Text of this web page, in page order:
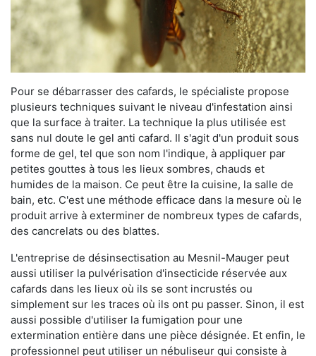
Pour se débarrasser des cafards, le spécialiste propose
plusieurs techniques suivant le niveau d'infestation ainsi
que la surface à traiter. La technique la plus utilisée est
sans nul doute le gel anti cafard. Il s'agit d'un produit sous
forme de gel, tel que son nom l'indique, à appliquer par
petites gouttes à tous les lieux sombres, chauds et
humides de la maison. Ce peut être la cuisine, la salle de
bain, etc. C'est une méthode efficace dans la mesure où le
produit arrive à exterminer de nombreux types de cafards,
des cancrelats ou des blattes.
L'entreprise de désinsectisation au Mesnil-Mauger peut
aussi utiliser la pulvérisation d'insecticide réservée aux
cafards dans les lieux où ils se sont incrustés ou
simplement sur les traces où ils ont pu passer. Sinon, il est
aussi possible d'utiliser la fumigation pour une
extermination entière dans une pièce désignée. Et enfin, le
professionnel peut utiliser un nébuliseur qui consiste à